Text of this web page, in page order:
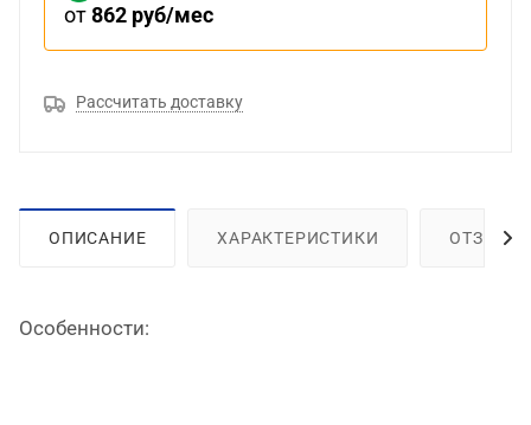
от862 руб/мес
Рассчитать доставку
ОПИСАНИЕ ХАРАКТЕРИСТИКИ ОТЗЫВЫ
Особенности: